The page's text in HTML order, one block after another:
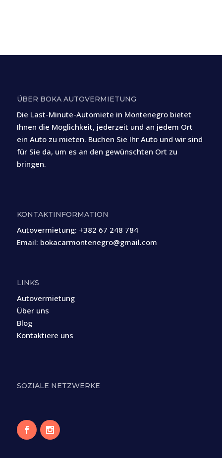
ÜBER BOKA AUTOVERMIETUNG
Die Last-Minute-Automiete in Montenegro bietet
Ihnen die Möglichkeit, jederzeit und an jedem Ort
ein Auto zu mieten. Buchen Sie Ihr Auto und wir sind
für Sie da, um es an den gewünschten Ort zu
bringen.
KONTAKTINFORMATION
Autovermietung: +382 67 248 784
Email: bokacarmontenegro@gmail.com
LINKS
Autovermietung
Über uns
Blog
Kontaktiere uns
SOZIALE NETZWERKE